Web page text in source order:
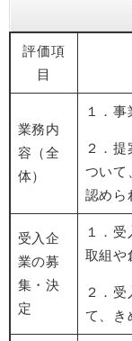
評価項
目
業務内
容（全
体）
１．
２．
ついて
認めら
受入企
業の募
集・決
定
１．
取組や
２．
て、き